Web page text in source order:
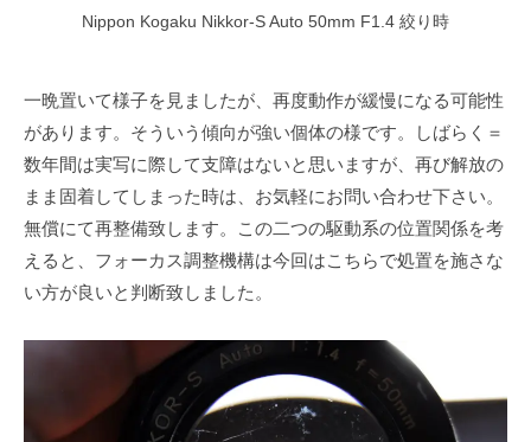
Nippon Kogaku Nikkor-S Auto 50mm F1.4 絞り時
一晩置いて様子を見ましたが、再度動作が緩慢になる可能性
があります。そういう傾向が強い個体の様です。しばらく＝
数年間は実写に際して支障はないと思いますが、再び解放の
まま固着してしまった時は、お気軽にお問い合わせ下さい。
無償にて再整備致します。この二つの駆動系の位置関係を考
えると、フォーカス調整機構は今回はこちらで処置を施さな
い方が良いと判断致しました。